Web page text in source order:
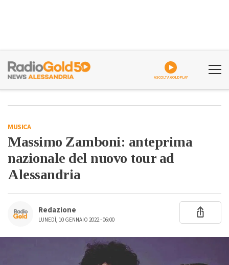
ASCOLTA GOLDPLAY
MUSICA
Massimo Zamboni: anteprima
nazionale del nuovo tour ad
Alessandria
Redazione
LUNEDÌ, 10 GENNAIO 2022 - 06:00